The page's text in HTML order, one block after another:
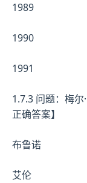
1989
1990
1991
1.7.3 问题：梅
正确答案】
布鲁诺
艾伦